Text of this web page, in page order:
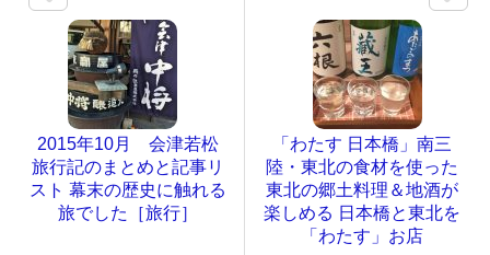
2015年10月 会津若松
旅行記のまとめと記事リ
スト 幕末の歴史に触れる
旅でした［旅行］
「わたす 日本橋」南三
陸・東北の食材を使った
東北の郷土料理＆地酒が
楽しめる 日本橋と東北を
「わたす」お店